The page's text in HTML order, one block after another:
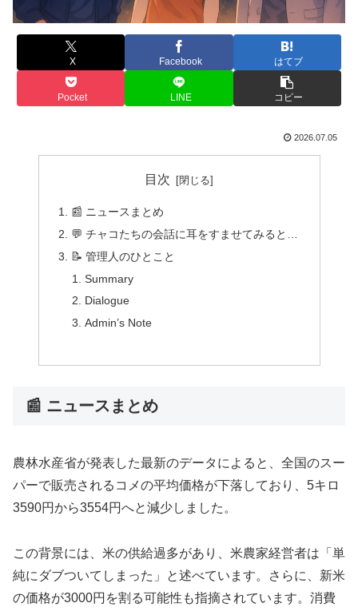
X Facebook はてブ
Pocket LINE コピー
2026.07.05
目次
📰 ニュースまとめ
💬 チャコたちの会話に耳をすませてみると…
📝 管理人のひとこと
Summary
Dialogue
Admin’s Note
📰 ニュースまとめ
農林水産省が発表した最新のデータによると、全国のスー
パーで販売されるコメの平均価格が下落しており、5キロ
3590円から3554円へと減少しました。
この背景には、米の供給過多があり、米農家経営者は「単
純にダブついてしまった」と述べています。さらに、新米
の価格が3000円を割る可能性も指摘されています。消費